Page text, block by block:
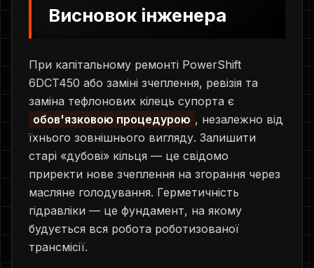
Висновок інженера
При капітальному ремонті PowerShift
6DCT450 або заміні зчеплення, ревізія та
заміна тефлонових кілець супорта є
обов'язковою процедурою , незалежно від
їхнього зовнішнього вигляду. Залишити
старі «дубові» кільця — це свідомо
приректи нове зчеплення на згорання через
масляне голодування. Герметичність
гідравліки — це фундамент, на якому
будується вся робота роботизованої
трансмісії.